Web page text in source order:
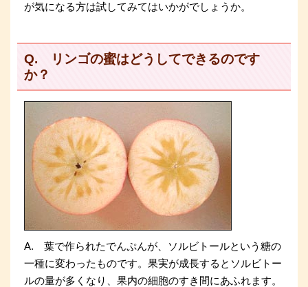
が気になる方は試してみてはいかがでしょうか。
Q. リンゴの蜜はどうしてできるのです
か？
A. 葉で作られたでんぷんが、ソルビトールという糖の
一種に変わったものです。果実が成長するとソルビトー
ルの量が多くなり、果内の細胞のすき間にあふれます。